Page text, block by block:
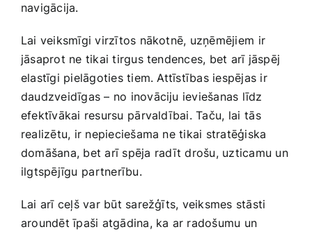
navigācija.
Lai veiksmīgi virzītos nākotnē, uzņēmējiem ⁤ir
jāsaprot ne tikai tirgus tendences, bet arī jāspēj⁤
elastīgi pielāgoties tiem. Attīstības iespējas ir
daudzveidīgas – no inovāciju ieviešanas līdz
efektīvākai resursu⁢ pārvaldībai.‌ Taču,⁤ lai ⁤tās
realizētu, ir nepieciešama ne tikai stratēģiska
domāšana, bet arī spēja ⁢radīt drošu, uzticamu un
ilgtspējīgu ⁣partnerību.
Lai arī ceļš var būt sarežģīts, veiksmes stāsti
aroundēt īpaši ​atgādina, ka ar radošumu un